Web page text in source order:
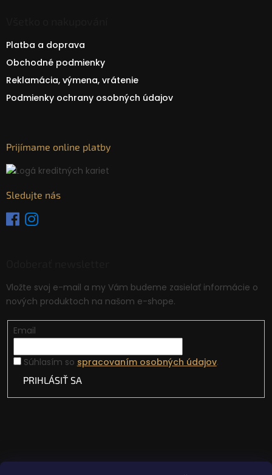
Platba a doprava
Obchodné podmienky
Reklamácia, výmena, vrátenie
Podmienky ochrany osobných údajov
Prijímame online platby
Sledujte nás
Vložte svoj e-mail a my Vám budeme zasielať informácie o
nových produktoch na našom e-shope.
Email
Súhlasím so spracovaním osobných údajov.
PRIHLÁSIŤ SA